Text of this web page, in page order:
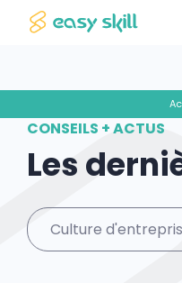
CONSEILS + ACTUS
Les
Culture